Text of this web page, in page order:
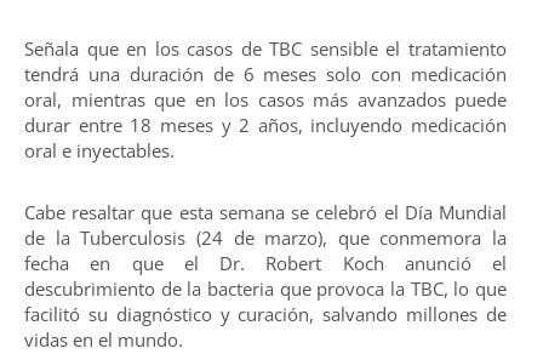
Señala que en los casos de TBC sensible el tratamiento
tendrá una duración de 6 meses solo con medicación
oral, mientras que en los casos más avanzados puede
durar entre 18 meses y 2 años, incluyendo medicación
oral e inyectables.
Cabe resaltar que esta semana se celebró el Día Mundial
de la Tuberculosis (24 de marzo), que conmemora la
fecha en que el Dr. Robert Koch anunció el
descubrimiento de la bacteria que provoca la TBC, lo que
facilitó su diagnóstico y curación, salvando millones de
vidas en el mundo.